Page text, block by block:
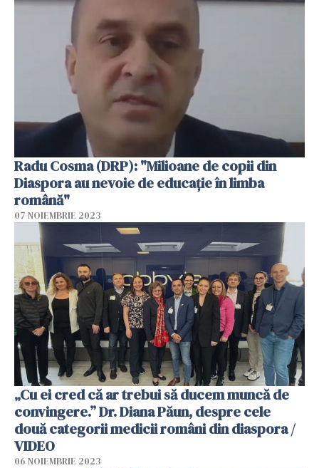
Radu Cosma (DRP): "Milioane de copii din
Diaspora au nevoie de educație în limba
română"
07 NOIEMBRIE 2023
„Cu ei cred că ar trebui să ducem muncă de
convingere.” Dr. Diana Păun, despre cele
două categorii medicii români din diaspora /
VIDEO
06 NOIEMBRIE 2023